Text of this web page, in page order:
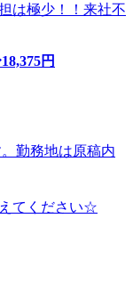
は極少！！来社不
18,375円
勤務地は原稿内
てください☆